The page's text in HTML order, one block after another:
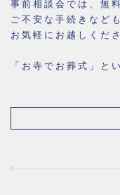
事前相談会では、無
ご不安な手続きなど
お気軽にお越しくだ
「お寺でお葬式」と